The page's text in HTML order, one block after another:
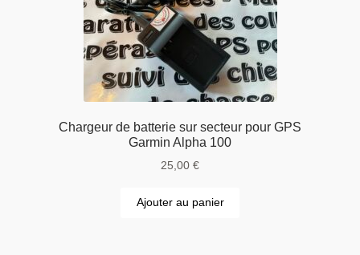
Chargeur de batterie sur secteur pour GPS
Garmin Alpha 100
25,00 €
Ajouter au panier